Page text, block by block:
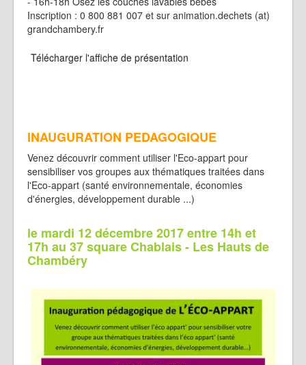
Inscription : 0 800 881 007 et sur animation.dechets (at)
grandchambery.fr
Télécharger l'affiche de présentation
INAUGURATION PEDAGOGIQUE
Venez découvrir comment utiliser l'Eco-appart pour
sensibiliser vos groupes aux thématiques traitées dans
l'Eco-appart (santé environnementale, économies
d'énergies, développement durable ...)
le mardi 12 décembre 2017 entre 14h et
17h au 37 square Chablais - Les Hauts de
Chambéry